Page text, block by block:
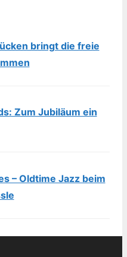
bringt die freie
Zum Jubiläum ein
– Oldtime Jazz beim